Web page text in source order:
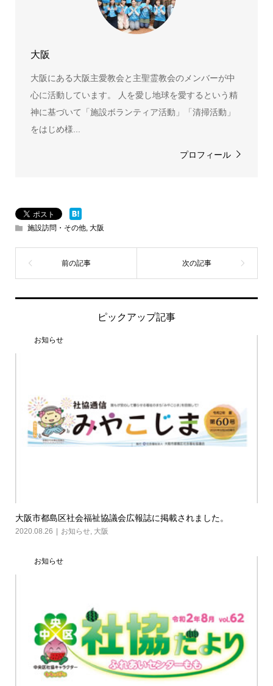
大阪
大阪にある大阪主愛教会と主聖霊教会のメンバーが中
心に活動しています。 人を愛し地球を愛するという精
神に基づいて「施設ボランティア活動」「清掃活動」
をはじめ様...
プロフィール
施設訪問・その他, 大阪
ピックアップ記事
お知らせ
大阪市都島区社会福祉協議会広報誌に掲載されました。
2020.08.26 お知らせ, 大阪
お知らせ